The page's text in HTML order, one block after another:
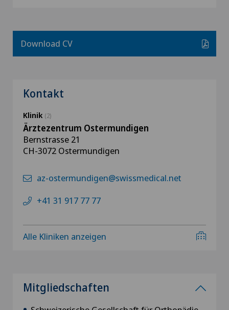
Download CV
Kontakt
Klinik (2)
Ärztezentrum Ostermundigen
Bernstrasse 21
CH-3072 Ostermundigen
az-ostermundigen@swissmedical.net
+41 31 917 77 77
Alle Kliniken anzeigen
Mitgliedschaften